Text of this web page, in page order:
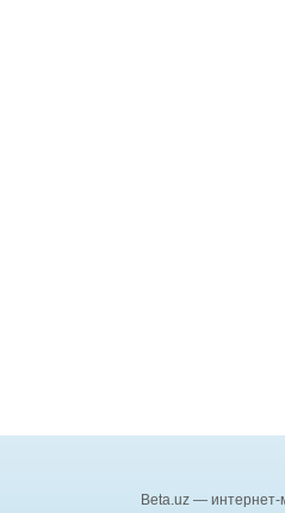
Beta.uz — интернет-